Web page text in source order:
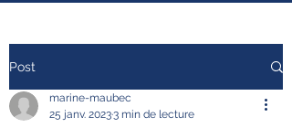
Post
marine-maubec
25 janv. 20233 min de lecture